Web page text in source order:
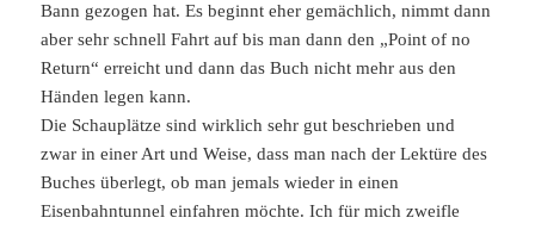
Bann gezogen hat. Es beginnt eher gemächlich, nimmt dann
aber sehr schnell Fahrt auf bis man dann den „Point of no
Return“ erreicht und dann das Buch nicht mehr aus den
Händen legen kann.
Die Schauplätze sind wirklich sehr gut beschrieben und
zwar in einer Art und Weise, dass man nach der Lektüre des
Buches überlegt, ob man jemals wieder in einen
Eisenbahntunnel einfahren möchte. Ich für mich zweifle